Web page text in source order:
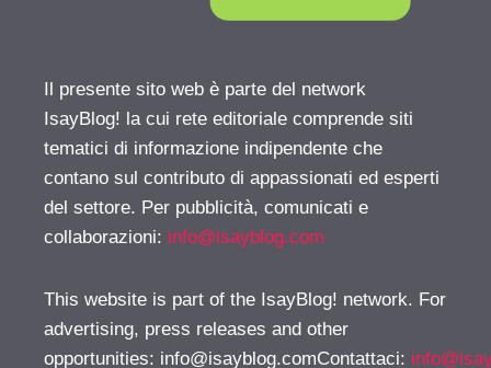
Il presente sito web è parte del network
IsayBlog! la cui rete editoriale comprende siti
tematici di informazione indipendente che
contano sul contributo di appassionati ed esperti
del settore. Per pubblicità, comunicati e
collaborazioni: info@isayblog.com
This website is part of the IsayBlog! network. For
advertising, press releases and other
opportunities: info@isayblog.comContattaci: